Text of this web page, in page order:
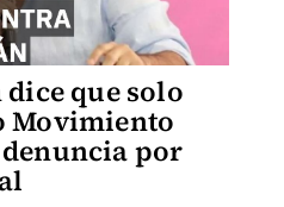
que solo
Movimiento
por